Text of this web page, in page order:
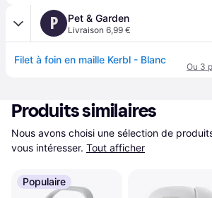
P Pet & Garden
Livraison 6,99 €
Filet à foin en maille Kerbl - Blanc
Ou 3
Produits similaires
Nous avons choisi une sélection de
vous intéresser. Tout afficher
Populaire